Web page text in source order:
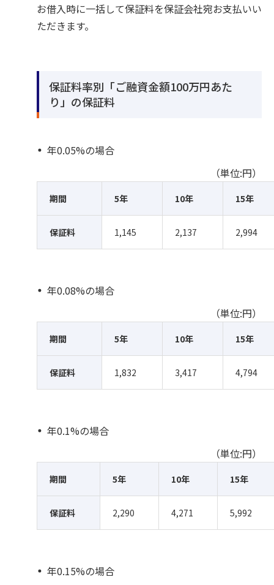
お借入時に一括して保証料を保証会社宛お支払いい
ただきます。
保証料率別「ご融資金額100万円あた
り」の保証料
年0.05%の場合
（単位:円）
期間 5年 10年 15年
保証料 1,145 2,137 2,994
年0.08%の場合
（単位:円）
期間 5年 10年 15年
保証料 1,832 3,417 4,794
年0.1%の場合
（単位:円）
期間 5年 10年 15年
保証料 2,290 4,271 5,992
年0.15%の場合